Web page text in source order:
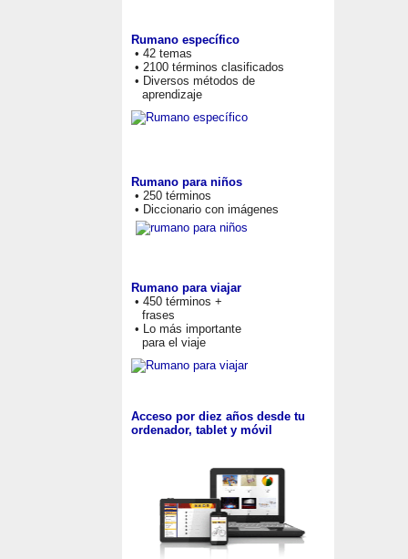
Rumano específico
• 42 temas
• 2100 términos clasificados
• Diversos métodos de
aprendizaje
Rumano para niños
• 250 términos
• Diccionario con imágenes
Rumano para viajar
• 450 términos +
frases
• Lo más importante
para el viaje
Acceso por diez años desde tu
ordenador, tablet y móvil